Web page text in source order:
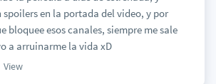
en la portada del video, y por
bloquee esos canales, siempre me sale
a arruinarme la vida xD
View